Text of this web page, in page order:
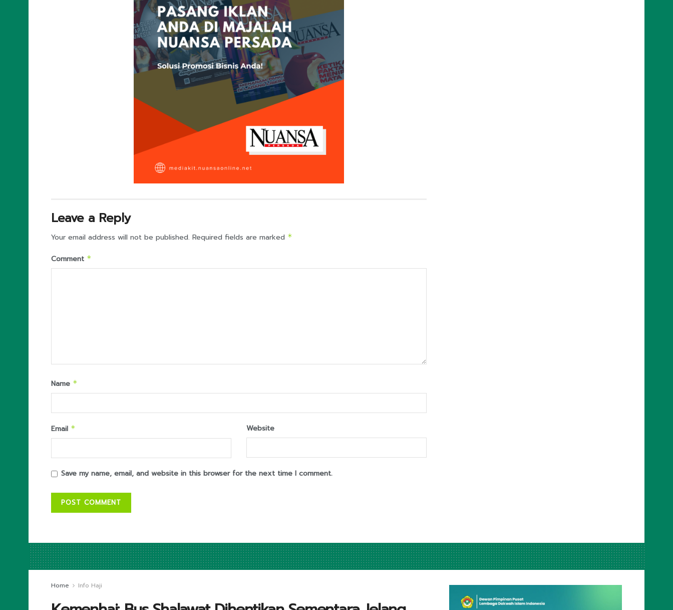
Leave a Reply
Your email address will not be published. Required fields are marked *
Comment *
Name *
Email * Website
Save my name, email, and website in this browser for the next time I comment.
Home Info Haji